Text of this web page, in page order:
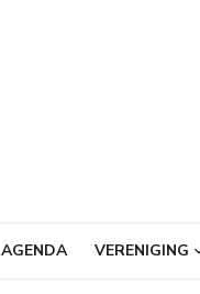
AGENDA VERENIGING